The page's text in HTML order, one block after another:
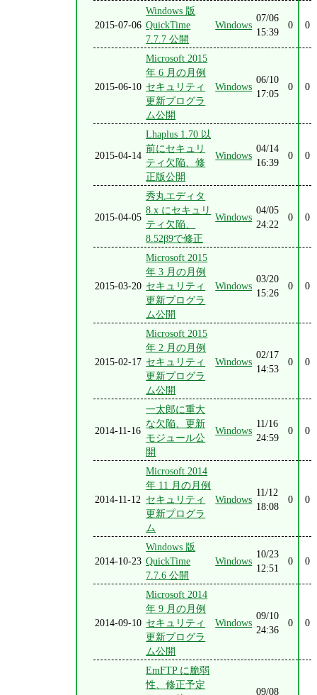
2015-07-06
Windows 版
QuickTime
7.7.7 公開
Windows
07/06
15:39
0 0
2015-06-10
Microsoft 2015
年 6 月の月例
セキュリティ
更新プログラ
ム公開
Windows
06/10
17:05
0 0
2015-04-14
Lhaplus 1.70 以
前にセキュリ
ティ欠陥、修
正版公開
Windows
04/14
16:39
0 0
2015-04-05
秀丸エディタ
8.x にセキュリ
ティ欠陥、
8.52β9で修正
Windows
04/05
24:22
0 0
2015-03-20
Microsoft 2015
年 3 月の月例
セキュリティ
更新プログラ
ム公開
Windows
03/20
15:26
0 0
2015-02-17
Microsoft 2015
年 2 月の月例
セキュリティ
更新プログラ
ム公開
Windows
02/17
14:53
0 0
2014-11-16
一太郎に重大
な欠陥、更新
モジュール公
開
Windows
11/16
24:59
0 0
2014-11-12
Microsoft 2014
年 11 月の月例
セキュリティ
更新プログラ
ム
Windows
11/12
18:08
0 0
2014-10-23
Windows 版
QuickTime
7.7.6 公開
Windows
10/23
12:51
0 0
2014-09-10
Microsoft 2014
年 9 月の月例
セキュリティ
更新プログラ
ム公開
Windows
09/10
24:36
0 0
EmFTP に脆弱
性、修正予定
09/08